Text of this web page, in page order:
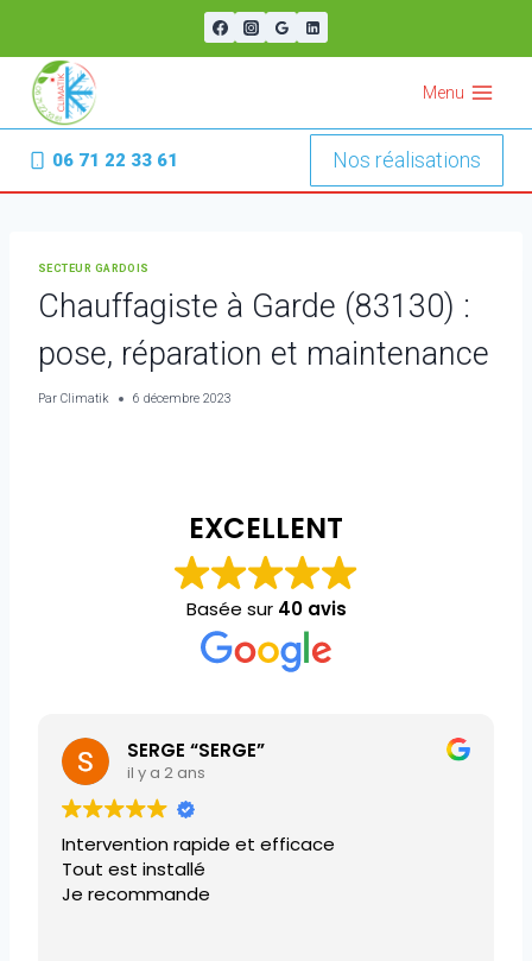
contenu
Menu
06 71 22 33 61 Nos réalisations
SECTEUR GARDOIS
Chauffagiste à Garde (83130) :
pose, réparation et maintenance
Par Climatik 6 décembre 2023
EXCELLENT
Basée sur 40 avis
SERGE “SERGE”
il y a 2 ans
Intervention rapide et efficace
Tout est installé
Je recommande